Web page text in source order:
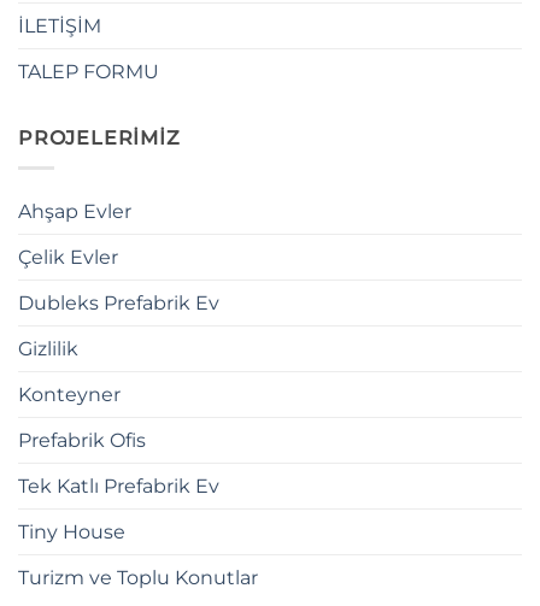
İLETİŞİM
TALEP FORMU
PROJELERİMİZ
Ahşap Evler
Çelik Evler
Dubleks Prefabrik Ev
Gizlilik
Konteyner
Prefabrik Ofis
Tek Katlı Prefabrik Ev
Tiny House
Turizm ve Toplu Konutlar